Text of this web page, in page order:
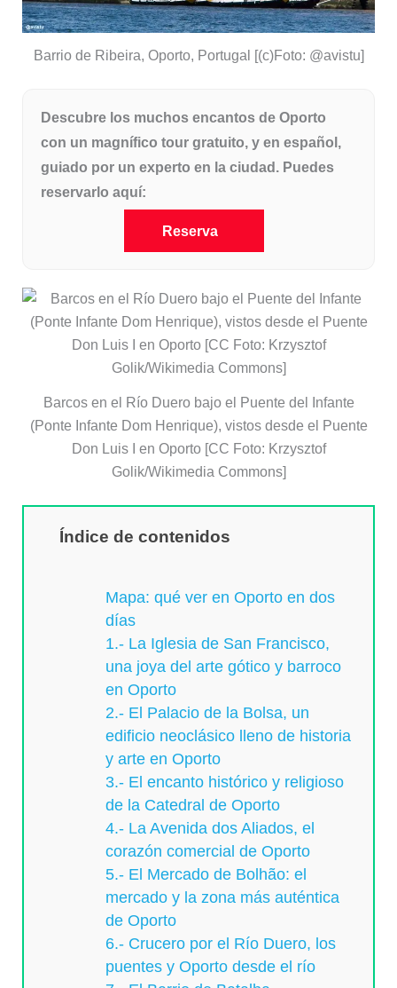
Barrio de Ribeira, Oporto, Portugal [(c)Foto: @avistu]
Descubre los muchos encantos de Oporto
con un magnífico tour gratuito, y en español,
guiado por un experto en la ciudad. Puedes
reservarlo aquí:
Reserva
Barcos en el Río Duero bajo el Puente del Infante
(Ponte Infante Dom Henrique), vistos desde el Puente
Don Luis I en Oporto [CC Foto: Krzysztof
Golik/Wikimedia Commons]
Índice de contenidos
Mapa: qué ver en Oporto en dos
días
1.- La Iglesia de San Francisco,
una joya del arte gótico y barroco
en Oporto
2.- El Palacio de la Bolsa, un
edificio neoclásico lleno de historia
y arte en Oporto
3.- El encanto histórico y religioso
de la Catedral de Oporto
4.- La Avenida dos Aliados, el
corazón comercial de Oporto
5.- El Mercado de Bolhão: el
mercado y la zona más auténtica
de Oporto
6.- Crucero por el Río Duero, los
puentes y Oporto desde el río